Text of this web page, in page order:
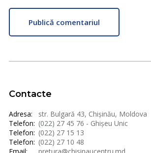
Publică comentariul
Contacte
Adresa:
str. Bulgară 43, Chișinău, Moldova
Telefon: (022) 27 45 76 - Ghișeu Unic
Telefon: (022) 27 15 13
Telefon: (022) 27 10 48